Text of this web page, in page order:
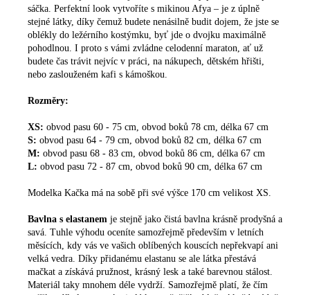
sáčka. Perfektní look vytvoříte s mikinou Afya – je z úplně
stejné látky, díky čemuž budete nenásilně budit dojem, že jste se
oblékly do ležérního kostýmku, byť jde o dvojku maximálně
pohodlnou. I proto s vámi zvládne celodenní maraton, ať už
budete čas trávit nejvíc v práci, na nákupech, dětském hřišti,
nebo zaslouženém kafi s kámoškou.
Rozměry:
XS: obvod pasu 60 - 75 cm, obvod boků 78 cm, délka 67 cm
S: obvod pasu 64 - 79 cm, obvod boků 82 cm, délka 67 cm
M: obvod pasu 68 - 83 cm, obvod boků 86 cm, délka 67 cm
L: obvod pasu 72 - 87 cm, obvod boků 90 cm, délka 67 cm
Modelka Kačka má na sobě při své výšce 170 cm velikost XS.
Bavlna s elastanem je stejně jako čistá bavlna krásně prodyšná a
savá. Tuhle výhodu oceníte samozřejmě především v letních
měsících, kdy vás ve vašich oblíbených kouscích nepřekvapí ani
velká vedra. Díky přidanému elastanu se ale látka přestává
mačkat a získává pružnost, krásný lesk a také barevnou stálost.
Materiál taky mnohem déle vydrží. Samozřejmě platí, že čím